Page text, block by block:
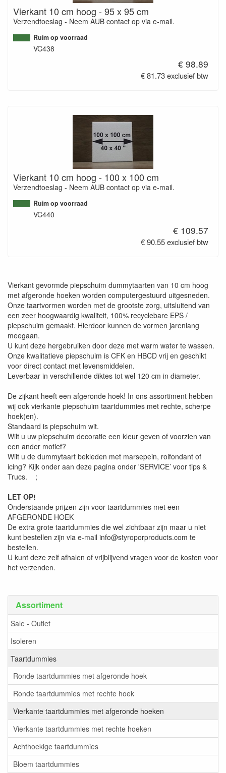
Assortiment
Sale - Outlet
Isoleren
Taartdummies
Ronde taartdummies met afgeronde hoek
Ronde taartdummies met rechte hoek
Vierkante taartdummies met afgeronde hoeken
Vierkante taartdummies met rechte hoeken
Achthoekige taartdummies
Bloem taartdummies
Vierkant 10 cm hoog - 95 x 95 cm
Verzendtoeslag - Neem AUB contact op via e-mail.
Ruim op voorraad
VC438
€ 98.89
€ 81.73 exclusief btw
Vierkant 10 cm hoog - 100 x 100 cm
Verzendtoeslag - Neem AUB contact op via e-mail.
Ruim op voorraad
VC440
€ 109.57
€ 90.55 exclusief btw
Vierkant gevormde piepschuim dummytaarten van 10 cm hoog
met afgeronde hoeken worden computergestuurd uitgesneden.
Onze taartvormen worden met de grootste zorg, uitsluitend van
een zeer hoogwaardig kwaliteit, 100% recyclebare EPS /
piepschuim gemaakt. Hierdoor kunnen de vormen jarenlang
meegaan.
U kunt deze hergebruiken door deze met warm water te wassen.
Onze kwalitatieve piepschuim is CFK en HBCD vrij en geschikt
voor direct contact met levensmiddelen.
Leverbaar in verschillende diktes tot wel 120 cm in diameter.
De zijkant heeft een afgeronde hoek! In ons assortiment hebben
wij ook vierkante piepschuim taartdummies met rechte, scherpe
hoek(en).
Standaard is piepschuim wit.
Wilt u uw piepschuim decoratie een kleur geven of voorzien van
een ander motief?
Wilt u de dummytaart bekleden met marsepein, rolfondant of
icing? Kijk onder aan deze pagina onder 'SERVICE’ voor tips &
Trucs. ;
LET OP!
Onderstaande prijzen zijn voor taartdummies met een
AFGERONDE HOEK
De extra grote taartdummies die wel zichtbaar zijn maar u niet
kunt bestellen zijn via e-mail info@styroporproducts.com te
bestellen.
U kunt deze zelf afhalen of vrijblijvend vragen voor de kosten voor
het verzenden.